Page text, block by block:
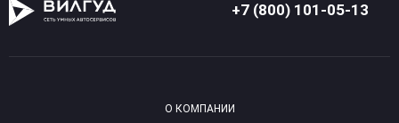
+7 (800) 101-05-13
О КОМПАНИИ